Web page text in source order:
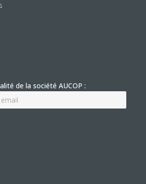
de la société AUCOP :